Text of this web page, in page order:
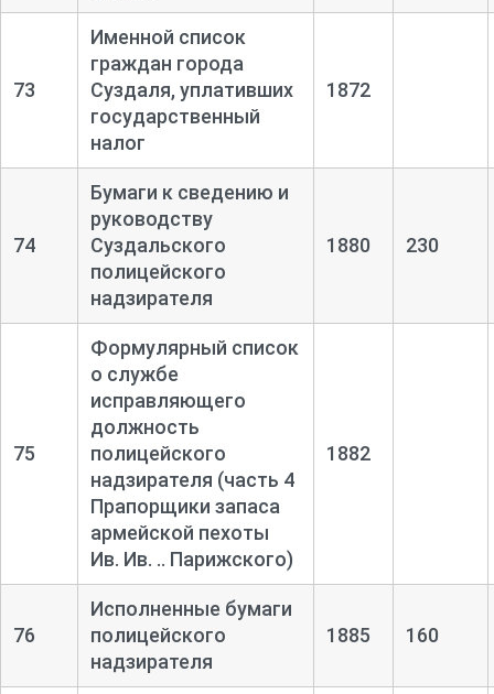
73
Именной список
граждан города
Суздаля, уплативших
государственный
налог
1872
74
Бумаги к сведению и
руководству
Суздальского
полицейского
надзирателя
1880 230
75
Формулярный список
о службе
исправляющего
должность
полицейского
надзирателя (часть 4
Прапорщики запаса
армейской пехоты
Ив. Ив. .. Парижского)
1882
76
Исполненные бумаги
полицейского
надзирателя
1885 160